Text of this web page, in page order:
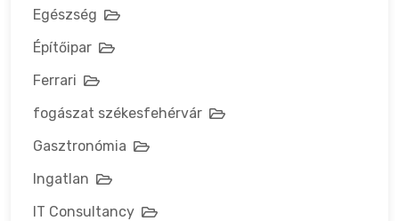
Egészség
Építőipar
Ferrari
fogászat székesfehérvár
Gasztronómia
Ingatlan
IT Consultancy